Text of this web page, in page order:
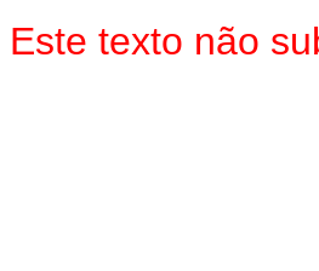
Este texto não